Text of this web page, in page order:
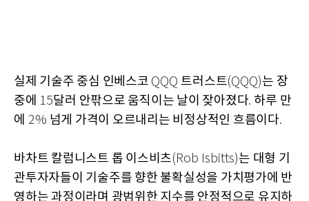
실제 기술주 중심 인베스코 QQQ 트러스트(QQQ)는 장
중에 15달러 안팎으로 움직이는 날이 잦아졌다. 하루 만
에 2% 넘게 가격이 오르내리는 비정상적인 흐름이다.
바차트 칼럼니스트 롭 이스비츠(Rob Isbitts)는 대형 기
관투자자들이 기술주를 향한 불확실성을 가치평가에 반
영하는 과정이라며 광범위한 지수를 안정적으로 유지하